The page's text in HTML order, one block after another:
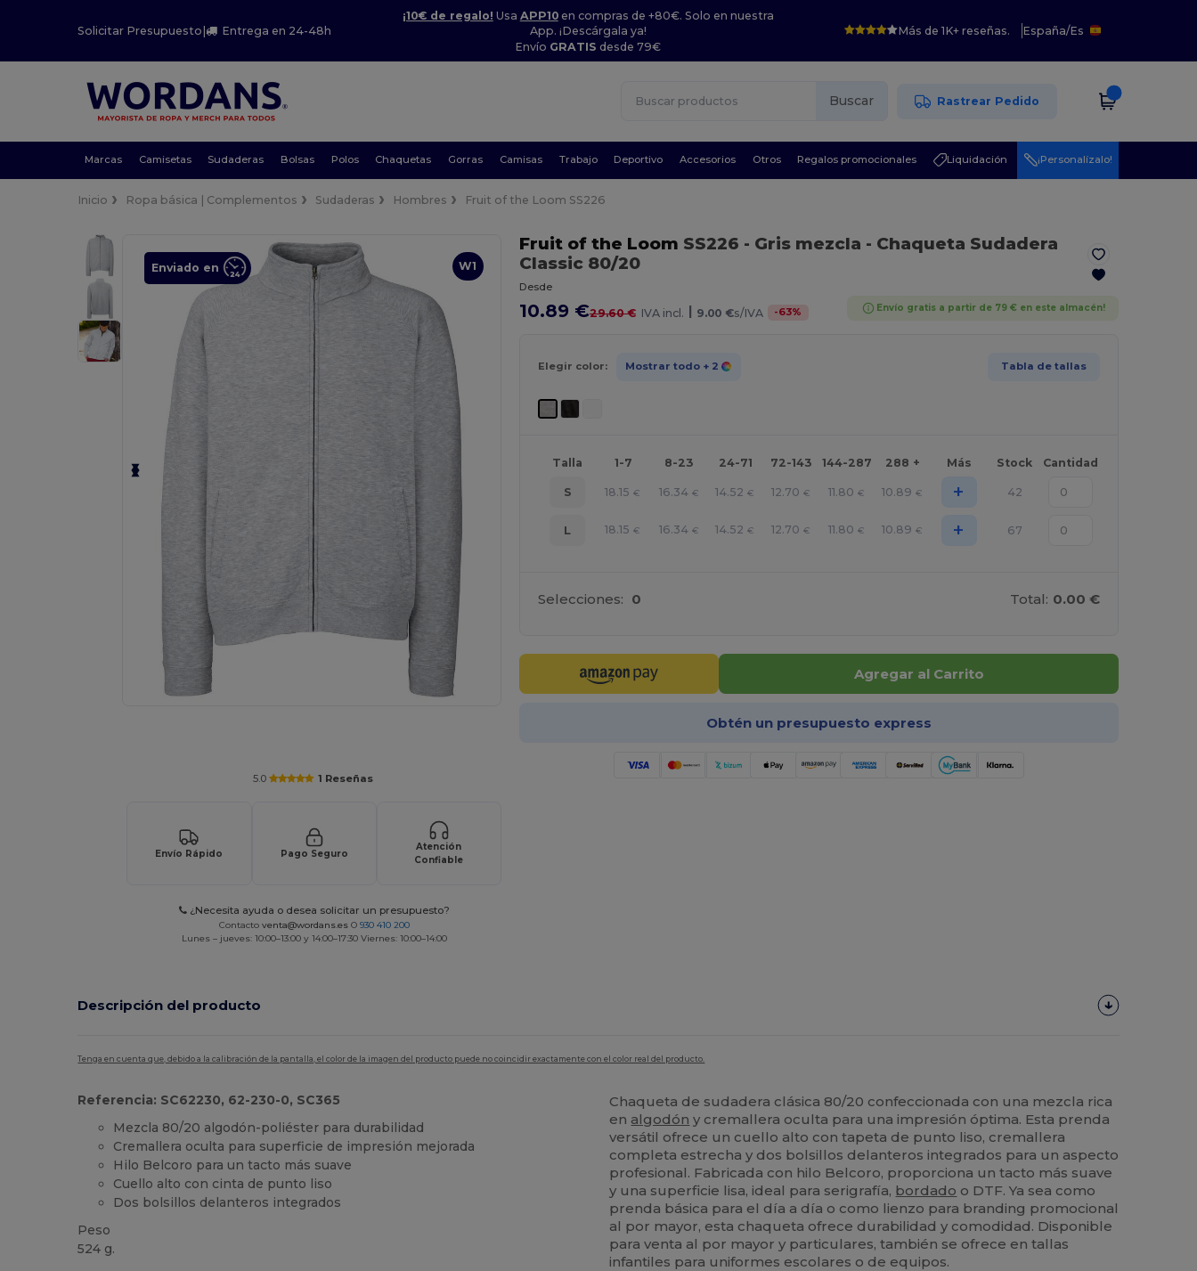
Solicitar Presupuesto | Entrega en 24-48h
¡10€ de regalo! Usa APP10en compras de +80€. Solo en nuestra
App. ¡Descárgala ya!
Envío GRATIS desde 79€
Más de 1K+ reseñas. España/Es
Buscar Rastrear Pedido
Marcas Camisetas Sudaderas Bolsas Polos Chaquetas Gorras Camisas Trabajo Deportivo Accesorios Otros Regalos promocionales Liquidación ¡Personalízalo!
Inicio Ropa básica | Complementos Sudaderas Hombres Fruit of the Loom SS226
W1
Enviado en
5.0 1 Reseñas
Envío Rápido Pago Seguro
Atención
Confiable
¿Necesita ayuda o desea solicitar un presupuesto?
Contacto venta@wordans.es O 930 410 200
Lunes – jueves: 10:00–13:00 y 14:00–17:30 Viernes: 10:00–14:00
Fruit of the Loom SS226 - Gris mezcla - Chaqueta Sudadera
Classic 80/20
Desde
10.89 €29.60 € IVA incl. | 9.00 €s/IVA -63% Envío gratis a partir de 79 € en este almacén!
Elegir color: Mostrar todo + 2 Tabla de tallas
Talla 1-7 8-23 24-71 72-143 144-287 288 + Más Stock Cantidad
S 18.15 € 16.34 € 14.52 € 12.70 € 11.80 € 10.89 € + 42
L 18.15 € 16.34 € 14.52 € 12.70 € 11.80 € 10.89 € + 67
Selecciones: 0 Total: 0.00 €
Agregar al Carrito
Obtén un presupuesto express
Descripción del producto
Tenga en cuenta que, debido a la calibración de la pantalla, el color de la imagen del producto puede no coincidir exactamente con el color real del producto.
Referencia: SC62230, 62-230-0, SC365
Mezcla 80/20 algodón-poliéster para durabilidad
Cremallera oculta para superficie de impresión mejorada
Hilo Belcoro para un tacto más suave
Cuello alto con cinta de punto liso
Dos bolsillos delanteros integrados
Peso
524 g.
Chaqueta de sudadera clásica 80/20 confeccionada con una mezcla rica
en algodón y cremallera oculta para una impresión óptima. Esta prenda
versátil ofrece un cuello alto con tapeta de punto liso, cremallera
completa estrecha y dos bolsillos delanteros integrados para un aspecto
profesional. Fabricada con hilo Belcoro, proporciona un tacto más suave
y una superficie lisa, ideal para serigrafía, bordado o DTF. Ya sea como
prenda básica para el día a día o como lienzo para branding promocional
al por mayor, esta chaqueta ofrece durabilidad y comodidad. Disponible
para venta al por mayor y particulares, también se ofrece en tallas
infantiles para uniformes escolares o de equipos.